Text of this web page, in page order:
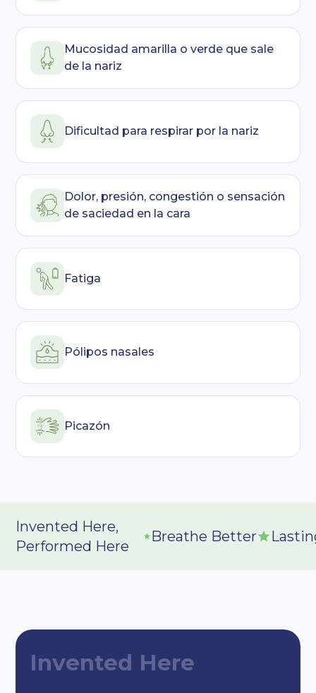
Mucosidad amarilla o verde que sale
de la nariz
Dificultad para respirar por la nariz
Dolor, presión, congestión o sensación
de saciedad en la cara
Fatiga
Pólipos nasales
Picazón
Invented Here,
Performed Here
Breathe Better
Invented Here